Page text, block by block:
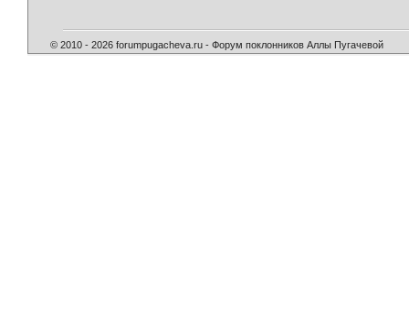
© 2010 - 2026 forumpugacheva.ru - Форум поклонников Аллы Пугачевой